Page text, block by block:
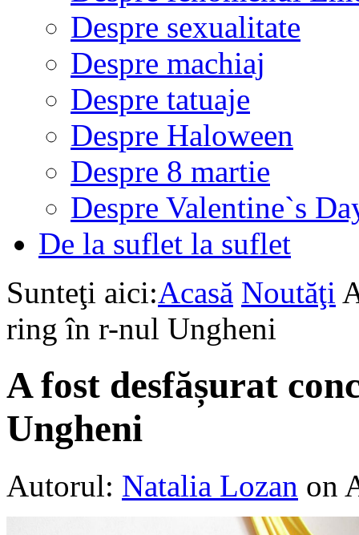
Despre sexualitate
Despre machiaj
Despre tatuaje
Despre Haloween
Despre 8 martie
Despre Valentine`s
De la suflet la suflet
Sunteţi aici:Acasă Noutăţi
ring în r-nul Ungheni
A fost desfășurat
Ungheni
Autorul: Natalia Lozan on